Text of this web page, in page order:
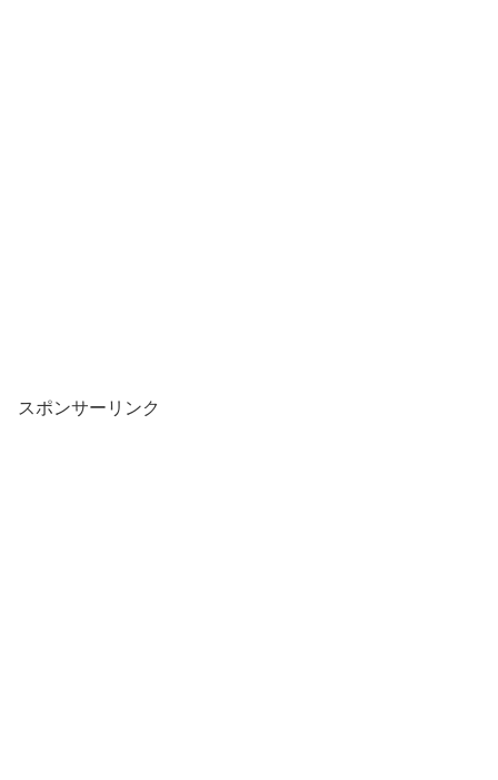
スポンサーリンク